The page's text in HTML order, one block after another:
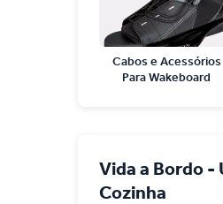
Cabos e Acessórios
Para Wakeboard
Vida a Bordo -
Cozinha